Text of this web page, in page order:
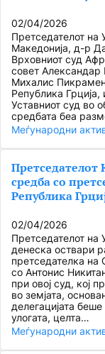
02/04/2026
Претседателот на
Македонија, д-р
Врховниот суд
совет Александар
Михалис
Република
Уставниот суд во
средбата беа
Меѓународни
Претседателот
средба со
Република
02/04/2026
Претседателот на
денеска оствари
претседателка на
со Антонис
при овој суд, кој
во земјата,
делегацијата
улогата, целта…
Меѓународни